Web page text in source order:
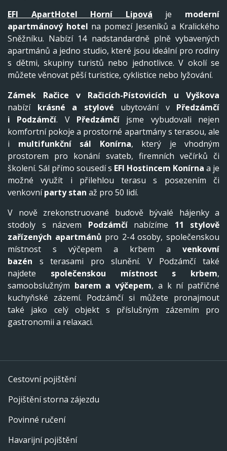
EFI ApartHotel Horní Lipová je moderní
apartmánový hotel na pomezí Jeseníků a Kralického
Sněžníku. Nabízí 14 nadstandardně plně vybavených
apartmánů a jedno studio, které jsou ideální pro rodiny
s dětmi, skupiny turistů nebo jednotlivce. V okolí se
můžete věnovat pěší turistice, cyklistice nebo lyžování.
Zámek Račice v Račicích-Pístovicích u Vyškova
nabízí krásné a stylové ubytování v Předzámčí
i
Podzámčí. V Předzámčí jsme vybudovali nejen
komfortní pokoje a prostorné apartmány s terasou, ale
i multifunkční sál Konírna, který je vhodným
prostorem pro konání svateb, firemních večírků či
školení. Sál přímo sousedí s EFI Hostincem Konírna a je
možné využít i přilehlou terasu s posezením či
venkovníparty stan až pro 50 lidí.
V nově zrekonstruované budově bývalé hájenky a
stodoly s názvem Podzámčínabízíme 11 stylově
zařízených apartmánů pro 2-4 osoby, společenskou
místnost s výčepem a krbem a venkovní
bazén s terasami pro slunění. V Podzámčí také
najdete společenskou místnost s krbem,
samoobslužným barem a výčepem, a k ní patřičné
kuchyňské zázemí. Podzámčí si můžete pronajmout
také jako celý objekt s příslušným zázemím pro
gastronomii a relaxaci.
Cestovní pojištění
Pojištění storna zájezdu
Povinné ručení
Havarijní pojištění